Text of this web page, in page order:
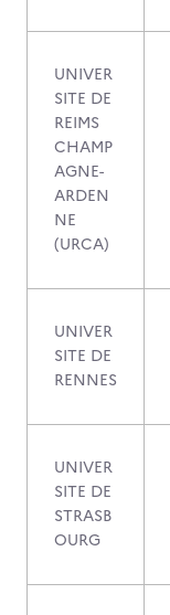
UNIVER
SITE DE
REIMS
CHAMP
AGNE-
ARDEN
NE
(URCA)
UNIVER
SITE DE
RENNES
UNIVER
SITE DE
STRASB
OURG